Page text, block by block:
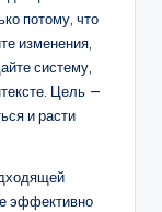
потому, что
изменения,
систему,
Цель —
и расти
эффективно